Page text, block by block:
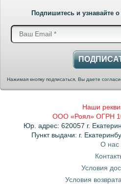
Подпишитесь и узнавайте
Нажимая кнопку подписаться, Вы даете
Наши
ООО «Роял» ОГРН
Юр. адрес: 620057 г.
Пункт выдачи: г.
О нас
Условия
Условия